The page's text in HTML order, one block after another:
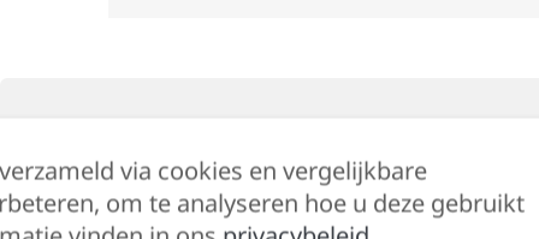
De onmisbare tijdloze top met raceback. Zacht
via cookies en vergelijkbare
om te analyseren hoe u deze gebruikt